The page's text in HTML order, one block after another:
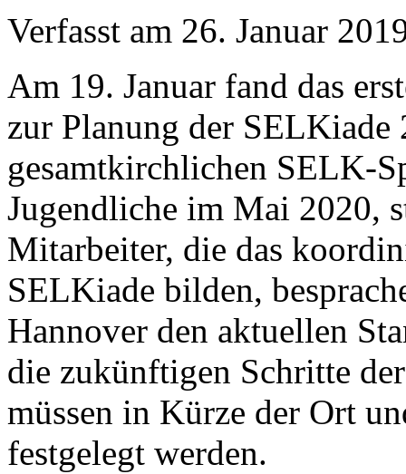
Verfasst am 26. Januar
Am 19. Januar fand das
zur Planung der SELKiade
gesamtkirchlichen SELK-
Jugendliche im Mai 2020,
Mitarbeiter, die das
SELKiade bilden,
Hannover den aktuellen
die zukünftigen Schritte
müssen in Kürze der Ort
festgelegt werden.